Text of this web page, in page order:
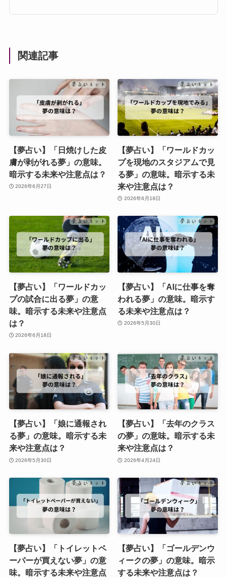
関連記事
【夢占い】「日焼けした皮
膚が剥がれる夢」の意味。
暗示する未来や注意点は？
2026年6月27日
【夢占い】「ワールドカッ
プを現地のスタジアムで見
る夢」の意味。暗示する未
来や注意点は？
2026年6月18日
【夢占い】「ワールドカッ
プの試合に出る夢」の意
味。暗示する未来や注意点
は？
2026年6月18日
【夢占い】「AIに仕事を奪
われる夢」の意味。暗示す
る未来や注意点は？
2026年5月30日
【夢占い】「娘に通報され
る夢」の意味。暗示する未
来や注意点は？
2026年5月30日
【夢占い】「去年のクラス
の夢」の意味。暗示する未
来や注意点は？
2026年4月24日
【夢占い】「トイレットペ
ーパーが買えない夢」の意
味。暗示する未来や注意点
【夢占い】「ゴールデンウ
ィークの夢」の意味。暗示
する未来や注意点は？